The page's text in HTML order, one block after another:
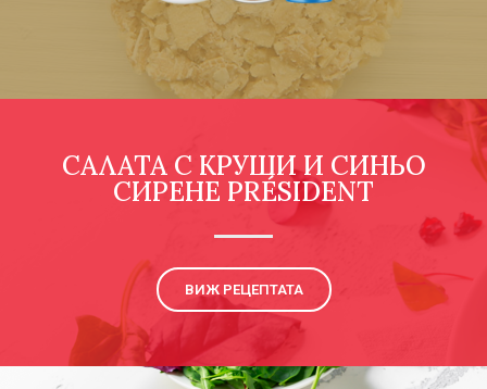
САЛАТА С КРУШИ И СИНЬО
СИРЕНЕ PRÉSIDENT
ВИЖ РЕЦЕПТАТА